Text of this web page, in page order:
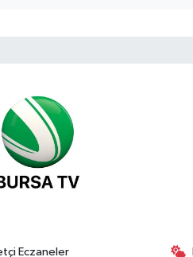
Eczaneler